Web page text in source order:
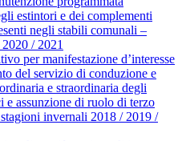
estintori e dei complementi
negli stabili comunali –
/ 2021
per manifestazione d’interesse
del servizio di conduzione e
e straordinaria degli
e assunzione di ruolo di terzo
invernali 2018 / 2019 /